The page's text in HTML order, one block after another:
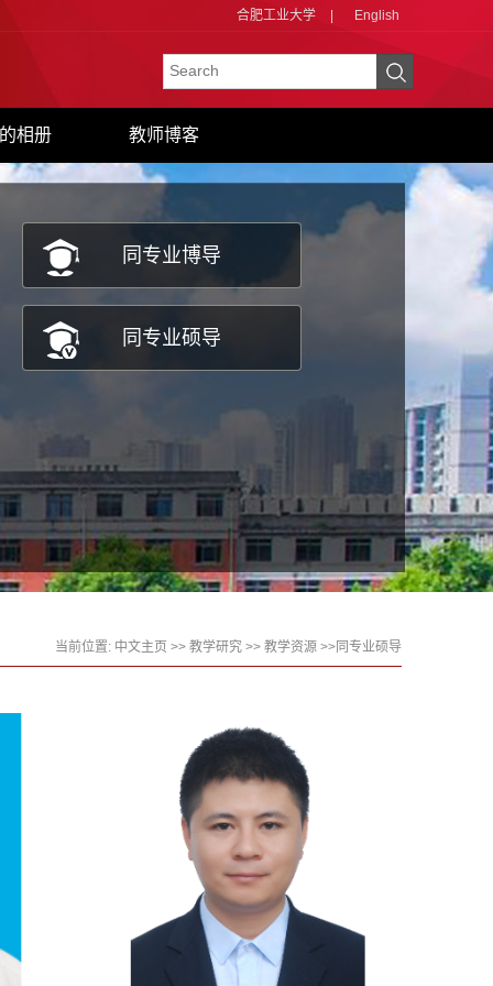
合肥工业大学 English
相册 教师博客
同专业博导
同专业硕导
当前位置: 中文主页 >> 教学研究 >> 教学资源 >>同专业硕导